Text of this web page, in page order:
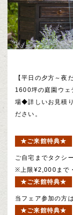
【平日の夕方～
1600坪の庭園ウ
場◆詳しいお見積
ださい。
★ご来館特典★
ご自宅までタクシ
※上限¥2,000まで
★ご来館特典★
当フェア参加の方
★ご来館特典★